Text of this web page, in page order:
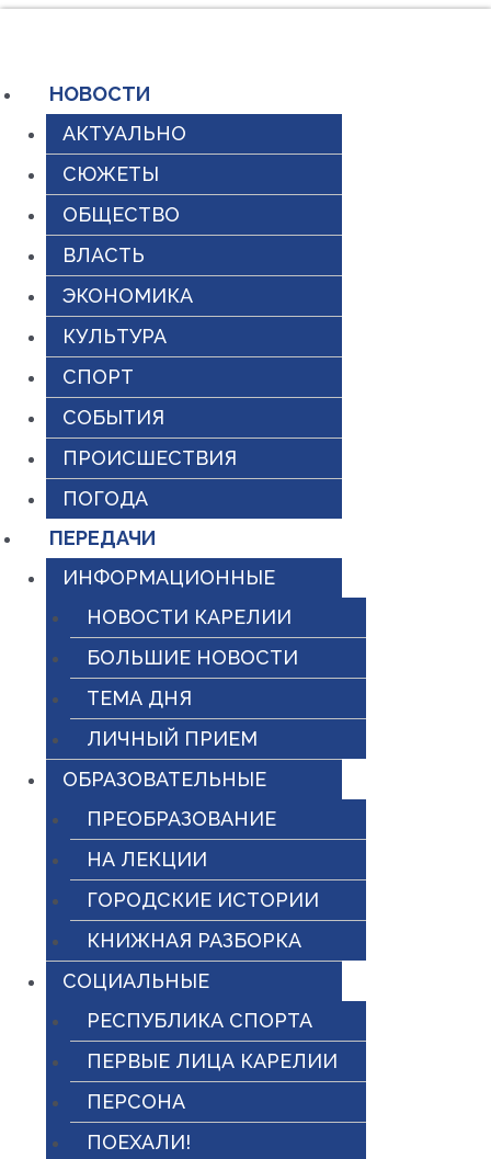
содержимому
НОВОСТИ
АКТУАЛЬНО
СЮЖЕТЫ
ОБЩЕСТВО
ВЛАСТЬ
ЭКОНОМИКА
КУЛЬТУРА
СПОРТ
СОБЫТИЯ
ПРОИСШЕСТВИЯ
ПОГОДА
ПЕРЕДАЧИ
ИНФОРМАЦИОННЫЕ
НОВОСТИ КАРЕЛИИ
БОЛЬШИЕ НОВОСТИ
ТЕМА ДНЯ
ЛИЧНЫЙ ПРИЕМ
ОБРАЗОВАТЕЛЬНЫЕ
ПРЕОБРАЗОВАНИЕ
НА ЛЕКЦИИ
ГОРОДСКИЕ ИСТОРИИ
КНИЖНАЯ РАЗБОРКА
СОЦИАЛЬНЫЕ
РЕСПУБЛИКА СПОРТА
ПЕРВЫЕ ЛИЦА КАРЕЛИИ
ПЕРСОНА
ПОЕХАЛИ!